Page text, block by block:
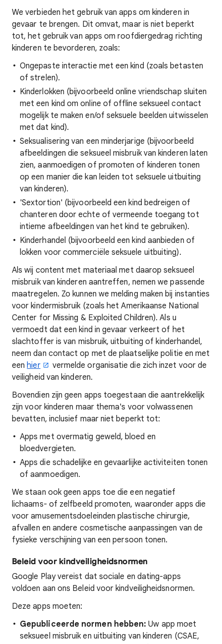
We verbieden het gebruik van apps om kinderen in
gevaar te brengen. Dit omvat, maar is niet beperkt
tot, het gebruik van apps om roofdiergedrag richting
kinderen te bevorderen, zoals:
Ongepaste interactie met een kind (zoals betasten
of strelen).
Kinderlokken (bijvoorbeeld online vriendschap sluiten
met een kind om online of offline seksueel contact
mogelijk te maken en/of seksuele beelden uitwisselen
met dat kind).
Seksualisering van een minderjarige (bijvoorbeeld
afbeeldingen die seksueel misbruik van kinderen laten
zien, aanmoedigen of promoten of kinderen tonen
op een manier die kan leiden tot seksuele uitbuiting
van kinderen).
'Sextortion' (bijvoorbeeld een kind bedreigen of
chanteren door echte of vermeende toegang tot
intieme afbeeldingen van het kind te gebruiken).
Kinderhandel (bijvoorbeeld een kind aanbieden of
lokken voor commerciële seksuele uitbuiting).
Als wij content met materiaal met daarop seksueel
misbruik van kinderen aantreffen, nemen we passende
maatregelen. Zo kunnen we melding maken bij instanties
voor kindermisbruik (zoals het Amerikaanse National
Center for Missing & Exploited Children). Als u
vermoedt dat een kind in gevaar verkeert of het
slachtoffer is van misbruik, uitbuiting of kinderhandel,
neem dan contact op met de plaatselijke politie en met
eenhier
vermelde organisatie die zich inzet voor de
veiligheid van kinderen.
Bovendien zijn geen apps toegestaan die aantrekkelijk
zijn voor kinderen maar thema's voor volwassenen
bevatten, inclusief maar niet beperkt tot:
Apps met overmatig geweld, bloed en
bloedvergieten.
Apps die schadelijke en gevaarlijke activiteiten tonen
of aanmoedigen.
We staan ook geen apps toe die een negatief
lichaams- of zelfbeeld promoten, waaronder apps die
voor amusementsdoeleinden plastische chirurgie,
afvallen en andere cosmetische aanpassingen van de
fysieke verschijning van een persoon tonen.
Beleid voor kindveiligheidsnormen
Google Play vereist dat sociale en dating-apps
voldoen aan ons Beleid voor kindveiligheidsnormen.
Deze apps moeten:
Gepubliceerde normen hebben: Uw app moet
seksueel misbruik en uitbuiting van kinderen (CSAE,